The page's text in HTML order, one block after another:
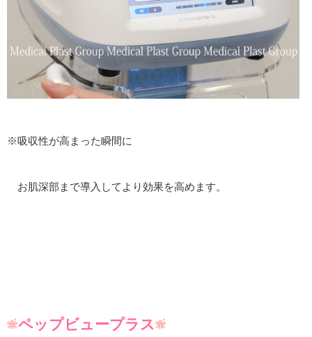
※吸収性が高まった瞬間に
お肌深部まで導入してより効果を高めます。
ペップビュープラス